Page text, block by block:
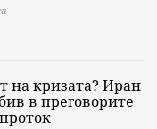
на кризата? Иран
в преговорите